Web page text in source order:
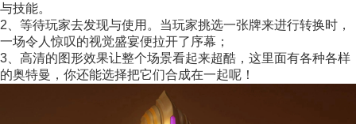
与技能。
2、等待玩家去发现与使用。当玩家挑选一张牌来进行转换时，
一场令人惊叹的视觉盛宴便拉开了序幕；
3、高清的图形效果让整个场景看起来超酷，这里面有各种各样
的奥特曼，你还能选择把它们合成在一起呢！